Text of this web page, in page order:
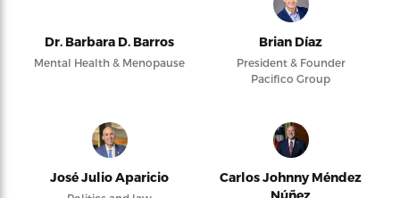
Dr. Barbara D. Barros
Mental Health & Menopause
Brian Díaz
President & Founder
Pacifico Group
José Julio Aparicio
Carlos Johnny Méndez
Núñez